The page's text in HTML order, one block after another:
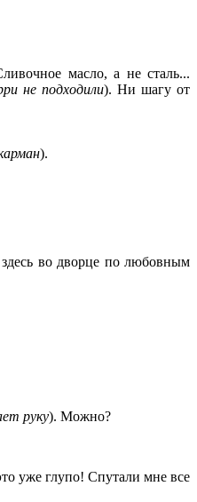
масло, а не сталь...
не подходили). Ни шагу от
).
во дворце по любовным
руку). Можно?
уже глупо! Спутали мне все